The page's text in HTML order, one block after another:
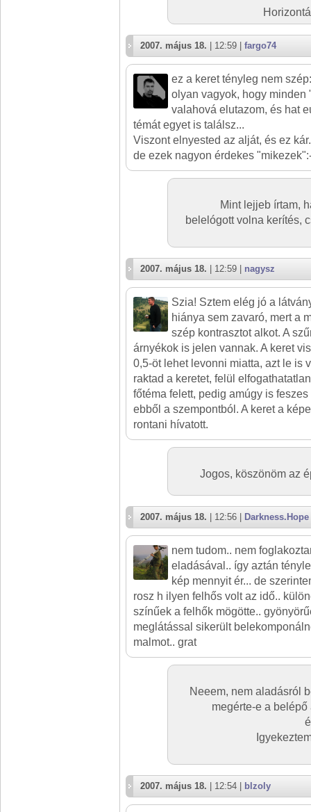
2007. május 18. | 12:59 | fargo74
ez a keret tényleg nem
olyan vagyok, hogy minden
valahová elutazom, és hat
témát egyet is találsz...
Viszont elnyested az alját, és ez kár.
de ezek nagyon érdekes
Mint lejjeb írtam,
belelógott volna kerítés,
2007. május 18. | 12:59 | nagysz
Szia! Sztem elég jó a
hiánya sem zavaró, mert a
szép kontrasztot alkot. A
árnyékok is jelen vannak. A keret
0,5-öt lehet levonni miatta, azt le is
raktad a keretet, felül
főtéma felett, pedig amúgy is
ebből a szempontból. A keret a
rontani hívatott.
Jogos, köszönöm az
2007. május 18. | 12:56 | Darkness.Hope
nem tudom.. nem
eladásával.. így aztán
kép mennyit ér... de
rosz h ilyen felhős volt az idő..
színűek a felhők mögötte..
meglátással sikerült
malmot.. grat
Neeem, nem aladásról
megérte-e a belépő
2007. május 18. | 12:54 | blzoly